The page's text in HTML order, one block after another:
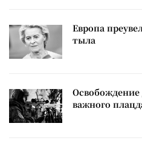
Европа
тыла
важного